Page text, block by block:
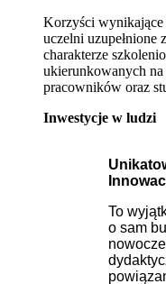
Korzyści wynikające
uczelni uzupełnione
charakterze
ukierunkowanych
pracowników oraz
Inwestycje w ludzi
To
o sam